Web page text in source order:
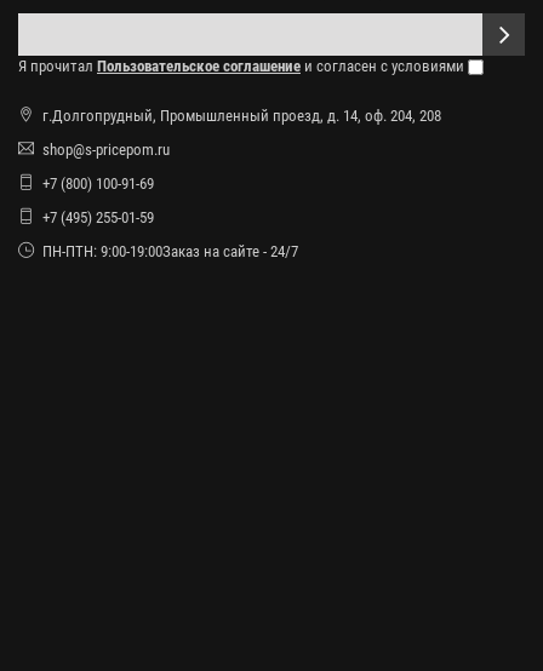
Я прочитал Пользовательское соглашение и согласен с условиями
г.Долгопрудный, Промышленный проезд, д. 14, оф. 204, 208
shop@s-pricepom.ru
+7 (800) 100-91-69
+7 (495) 255-01-59
ПН-ПТН: 9:00-19:00Заказ на сайте - 24/7